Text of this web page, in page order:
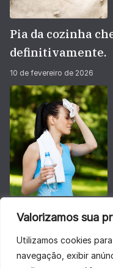
Valorizamos sua
Utilizamos cookies
navegação, exibir
Pia da cozinha
definitivamente.
10 de fevereiro de 2026
Não deixe sua
28 de janeiro de 2026